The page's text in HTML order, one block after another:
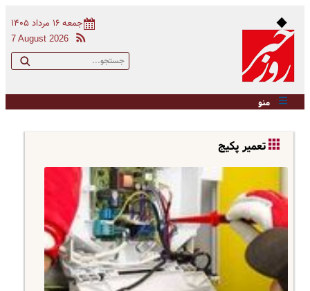
جمعه ۱۶ مرداد ۱۴۰۵
7 August 2026
منو
تعمیر پکیج